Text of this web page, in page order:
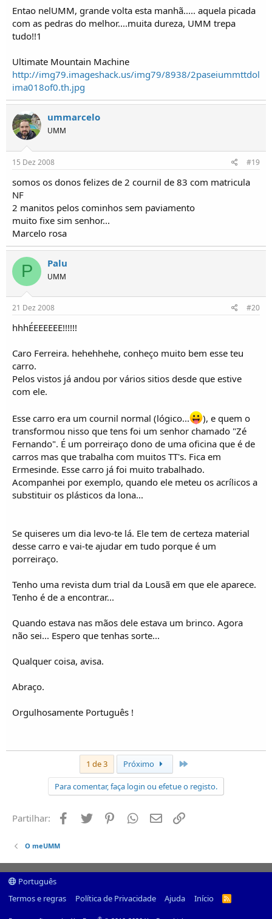
Entao nelUMM, grande volta esta manhã..... aquela picada
com as pedras do melhor....muita dureza, UMM trepa
tudo!!1
Ultimate Mountain Machine
http://img79.imageshack.us/img79/8938/2paseiummttdol
ima018of0.th.jpg
ummarcelo
UMM
15 Dez 2008 #19
somos os donos felizes de 2 cournil de 83 com matricula
NF
2 manitos pelos cominhos sem paviamento
muito fixe sim senhor...
Marcelo rosa
P Palu
UMM
21 Dez 2008 #20
hhhÉEEEEEE!!!!!!
Caro Ferreira. hehehhehe, conheço muito bem esse teu
carro.
Pelos vistos já andou por vários sitios desde que estive
com ele.
Esse carro era um cournil normal (lógico...
), e quem o
transformou nisso que tens foi um senhor chamado "Zé
Fernando". É um porreiraço dono de uma oficina que é de
carros mas que trabalha com muitos TT's. Fica em
Ermesinde. Esse carro já foi muito trabalhado.
Acompanhei por exemplo, quando ele meteu os acrílicos a
substituir os plásticos da lona...
Se quiseres um dia levo-te lá. Ele tem de certeza material
desse carro e vai-te ajudar em tudo porque é um
porreiraço.
Tenho uma revista dum trial da Lousã em que ele aparece.
Tenho é de a encontrar...
Quando estava nas mãos dele estava um brinco. Agora
não sei... Espero que tenhas sorte...
Qualquer coisa, avisa.
Abraço.
Orgulhosamente Português !
1 de 3 Próximo
Para comentar, faça login ou efetue o registo.
Partilhar: Facebook
Twitter PinterestWhatsapp
Email
O meUMM
Português
Termos e regras
Política de Privacidade Ajuda Início
R